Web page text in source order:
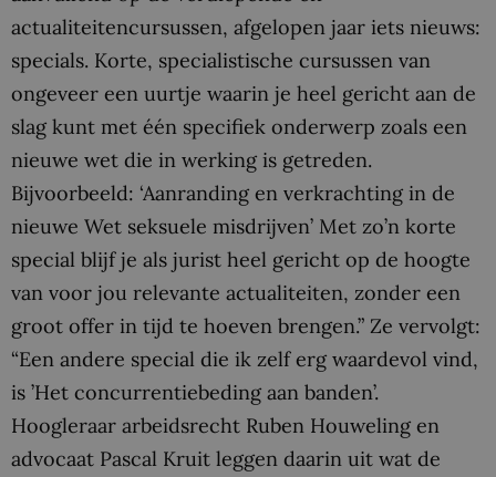
actualiteitencursussen, afgelopen jaar iets nieuws:
specials. Korte, specialistische cursussen van
ongeveer een uurtje waarin je heel gericht aan de
slag kunt met één specifiek onderwerp zoals een
nieuwe wet die in werking is getreden.
Bijvoorbeeld: ‘Aanranding en verkrachting in de
nieuwe Wet seksuele misdrijven’ Met zo’n korte
special blijf je als jurist heel gericht op de hoogte
van voor jou relevante actualiteiten, zonder een
groot offer in tijd te hoeven brengen.” Ze vervolgt:
“Een andere special die ik zelf erg waardevol vind,
is ’Het concurrentiebeding aan banden’.
Hoogleraar arbeidsrecht Ruben Houweling en
advocaat Pascal Kruit leggen daarin uit wat de